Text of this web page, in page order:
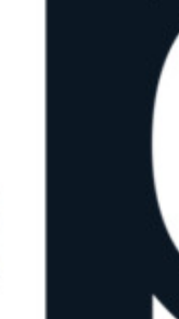
sécurité et bien plus